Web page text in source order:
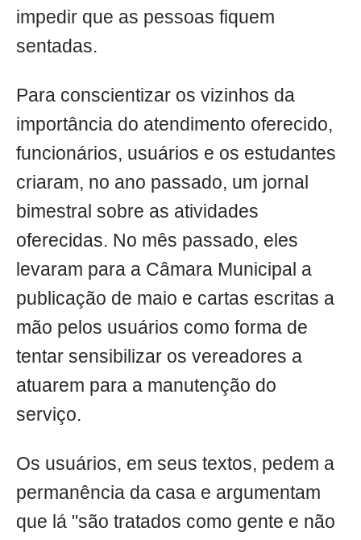
impedir que as pessoas fiquem
sentadas.
Para conscientizar os vizinhos da
importância do atendimento oferecido,
funcionários, usuários e os estudantes
criaram, no ano passado, um jornal
bimestral sobre as atividades
oferecidas. No mês passado, eles
levaram para a Câmara Municipal a
publicação de maio e cartas escritas a
mão pelos usuários como forma de
tentar sensibilizar os vereadores a
atuarem para a manutenção do
serviço.
Os usuários, em seus textos, pedem a
permanência da casa e argumentam
que lá "são tratados como gente e não